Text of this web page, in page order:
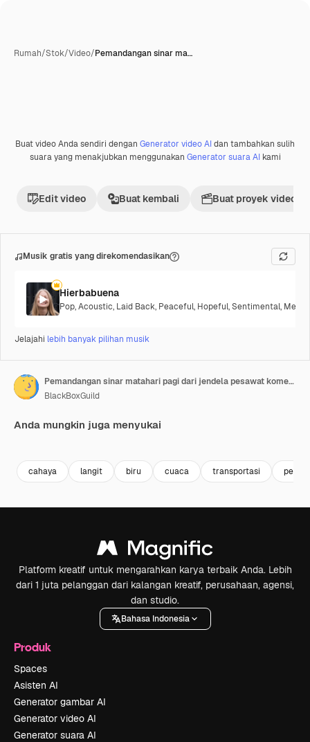
Rumah/Stok/Video/Pemandangan sinar ma…
Premium
Buat video Anda sendiri dengan Generator video AIdan tambahkan sulih
suara yang menakjubkan menggunakan Generator suara AIkami
Edit video Buat kembali Buat proyek video
Musik gratis yang direkomendasikan
Hierbabuena
Pop,Acoustic, Laid Back, Peaceful, Hopeful,Sentimental,
Jelajahi lebih banyak pilihan musik
Pemandangan sinar matahari pagi dari jendela pesawat komersial
BlackBoxGuild
Anda mungkin juga menyukai
cahaya langit biru cuaca transportasi
Platform kreatif untuk mengarahkan karya terbaik Anda. Lebih
dari 1 juta pelanggan dari kalangan kreatif, perusahaan, agensi,
dan studio.
Bahasa Indonesia
Produk
Spaces
Asisten AI
Generator gambar AI
Generator video AI
Generator suara AI